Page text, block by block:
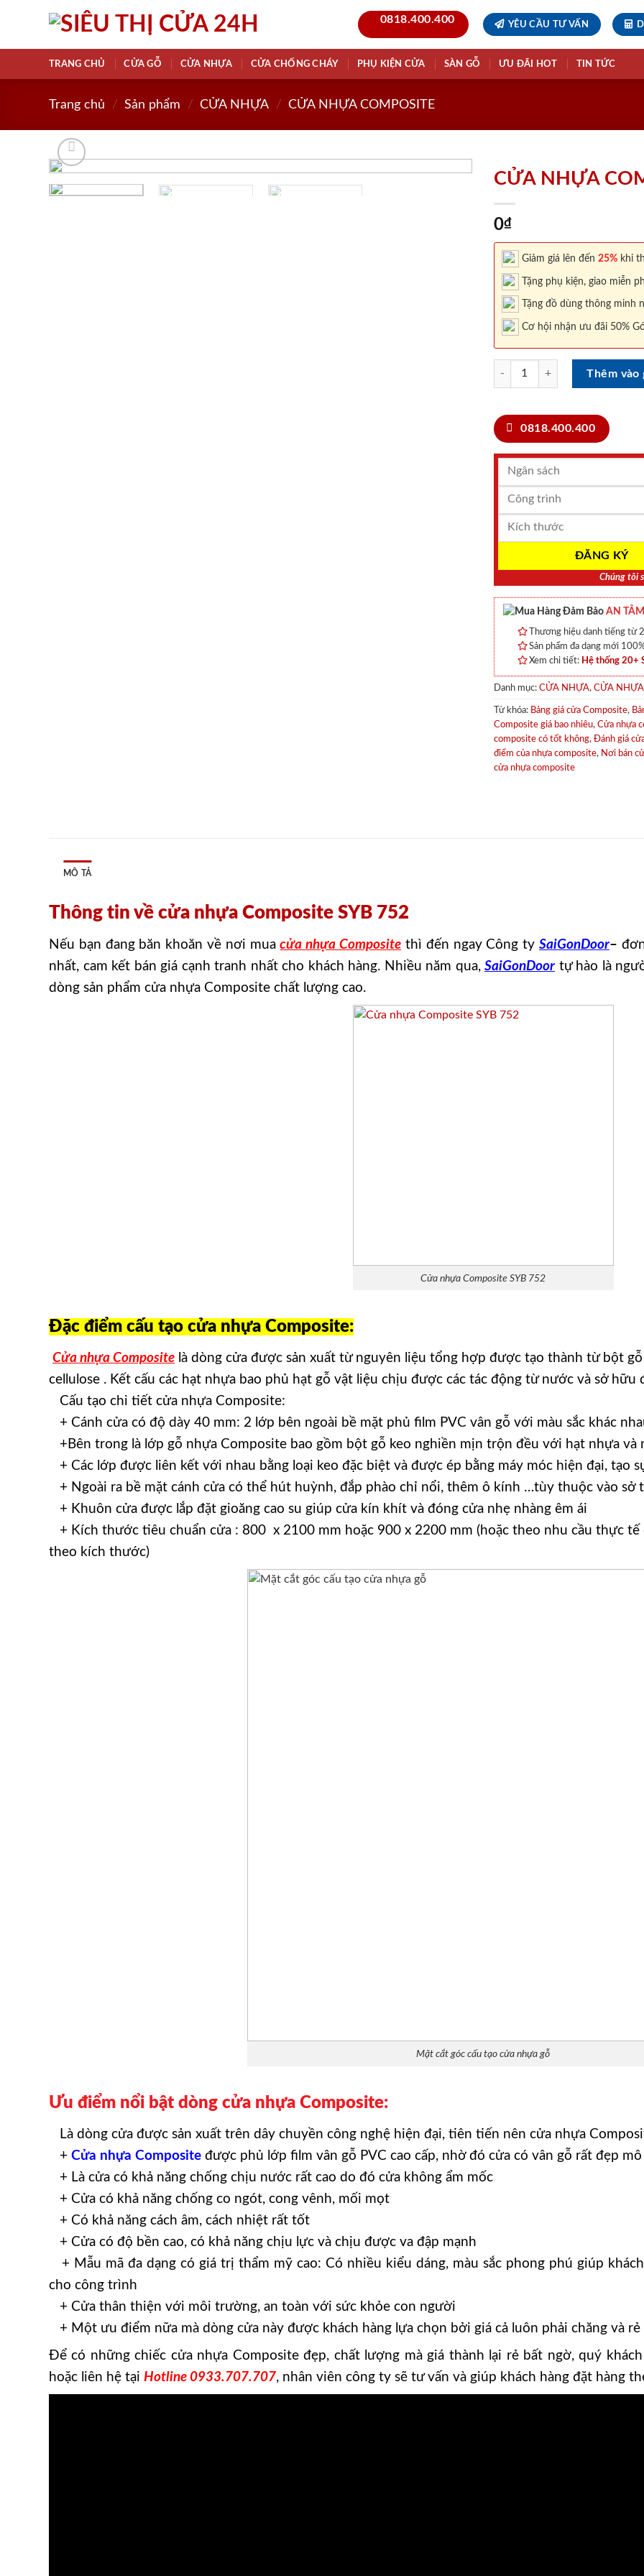
0818.400.400 YÊU CẦU TƯ VẤN
TRANG CHỦ CỬA GỖ CỬA NHỰA CỬA CHỐNG CHÁY PHỤ KIỆN CỬA SÀN GỖ ƯU ĐÃI HOT TIN TỨC
Trang chủ / Sản phẩm / CỬA NHỰA / CỬA NHỰA COMPOSITE
CỬA NHỰA
0₫
Giảm giá lên đến 25% khi
Tặng phụ kiện, giao miễn
Tặng đồ dùng thông minh
Cơ hội nhận ưu đãi 50%
CỬA NHỰA COMPOSITE SYB
Thêm vào
0818.400.400
Chúng tôi
AN
Thương hiệu danh tiếng từ
Sản phẩm đa dạng mới
Xem chi tiết: Hệ thống 20+
Danh mục: CỬA NHỰA, CỬA NHỰA
Từ khóa: Bảng giá cửa Composite,
Composite giá bao nhiêu, Cửa nhựa
composite có tốt không, Đánh giá
điểm của nhựa composite, Nơi bán
cửa nhựa composite
MÔ TẢ
Thông tin về cửa nhựa Composite SYB 752
Nếu bạn đang băn khoăn về nơi muacửa nhựa Composite thì đến ngay Công ty SaiGonDoor–
nhất, cam kết bán giá cạnh tranh nhất cho khách hàng. Nhiều năm qua, SaiGonDoor tự hào là
dòng sản phẩm cửa nhựa Composite chất lượng cao.
Cửa nhựa Composite SYB 752
Đặc điểm cấu tạo cửa nhựa Composite:
Cửa nhựa Composite là dòng cửa được sản xuất từ nguyên liệu tổng hợp được tạo thành từ bột
cellulose . Kết cấu các hạt nhựa bao phủ hạt gỗ vật liệu chịu được các tác động từ nước và sở hữu
Cấu tạo chi tiết cửa nhựa Composite:
+ Cánh cửa có độ dày 40 mm: 2 lớp bên ngoài bề mặt phủ film PVC vân gỗ với màu sắc khác
+Bên trong là lớp gỗ nhựa Composite bao gồm bột gỗ keo nghiền mịn trộn đều với hạt nhựa và
+ Các lớp được liên kết với nhau bằng loại keo đặc biệt và được ép bằng máy móc hiện đại, tạo
+ Ngoài ra bề mặt cánh cửa có thể hút huỳnh, đắp phào chỉ nổi, thêm ô kính …tùy thuộc vào sở
+ Khuôn cửa được lắp đặt gioăng cao su giúp cửa kín khít và đóng cửa nhẹ nhàng êm ái
+ Kích thước tiêu chuẩn cửa : 800 x 2100 mm hoặc 900 x 2200 mm (hoặc theo nhu cầu thực tế
theo kích thước)
Mặt cắt góc cấu tạo cửa nhựa gỗ
Ưu điểm nổi bật dòng cửa nhựa Composite:
Là dòng cửa được sản xuất trên dây chuyền công nghệ hiện đại, tiên tiến nên cửa nhựa
+ Cửa nhựa Composite được phủ lớp film vân gỗ PVC cao cấp, nhờ đó cửa có vân gỗ rất đẹp
+ Là cửa có khả năng chống chịu nước rất cao do đó cửa không ẩm mốc
+ Cửa có khả năng chống co ngót, cong vênh, mối mọt
+ Có khả năng cách âm, cách nhiệt rất tốt
+ Cửa có độ bền cao, có khả năng chịu lực và chịu được va đập mạnh
+ Mẫu mã đa dạng có giá trị thẩm mỹ cao: Có nhiều kiểu dáng, màu sắc phong phú giúp
cho công trình
+ Cửa thân thiện với môi trường, an toàn với sức khỏe con người
+ Một ưu điểm nữa mà dòng cửa này được khách hàng lựa chọn bởi giá cả luôn phải chăng và
Để có những chiếc cửa nhựa Composite đẹp, chất lượng mà giá thành lại rẻ bất ngờ, quý
hoặc liên hệ tại Hotline 0933.707.707, nhân viên công ty sẽ tư vấn và giúp khách hàng đặt hàng